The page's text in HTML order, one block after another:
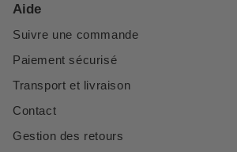
Aide
Suivre une commande
Paiement sécurisé
Transport et livraison
Contact
Gestion des retours